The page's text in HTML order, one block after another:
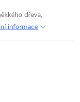
dřeva,
informace